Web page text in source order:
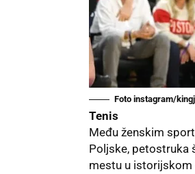
Foto instagram/
Tenis
Među ženskim
Poljske, petostruka
mestu u istorijskom